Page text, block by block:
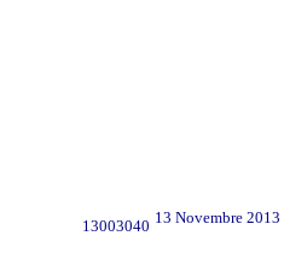
13003040 13 Novembre 2013